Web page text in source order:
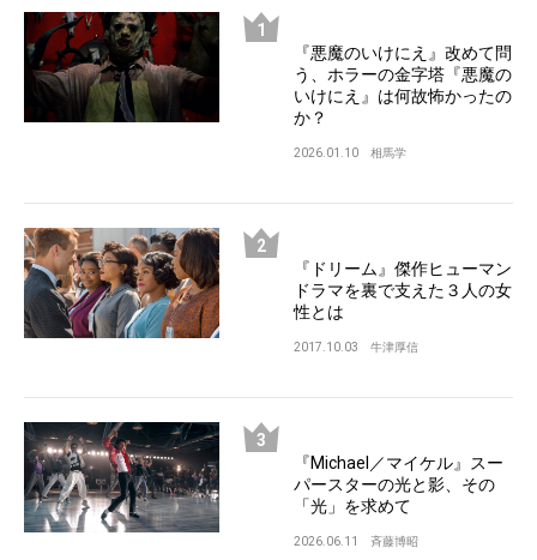
『悪魔のいけにえ』改めて問
う、ホラーの金字塔『悪魔の
いけにえ』は何故怖かったの
か？
2026.01.10 相馬学
『ドリーム』傑作ヒューマン
ドラマを裏で支えた３人の女
性とは
2017.10.03 牛津厚信
『Michael／マイケル』スー
パースターの光と影、その
「光」を求めて
2026.06.11 斉藤博昭